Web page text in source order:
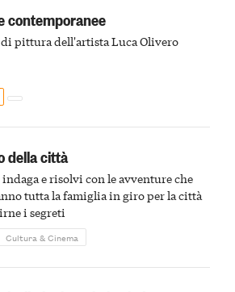
contemporanee
pittura dell'artista Luca Olivero
della città
e risolvi con le avventure che
tutta la famiglia in giro per la città
i segreti
Cultura & Cinema